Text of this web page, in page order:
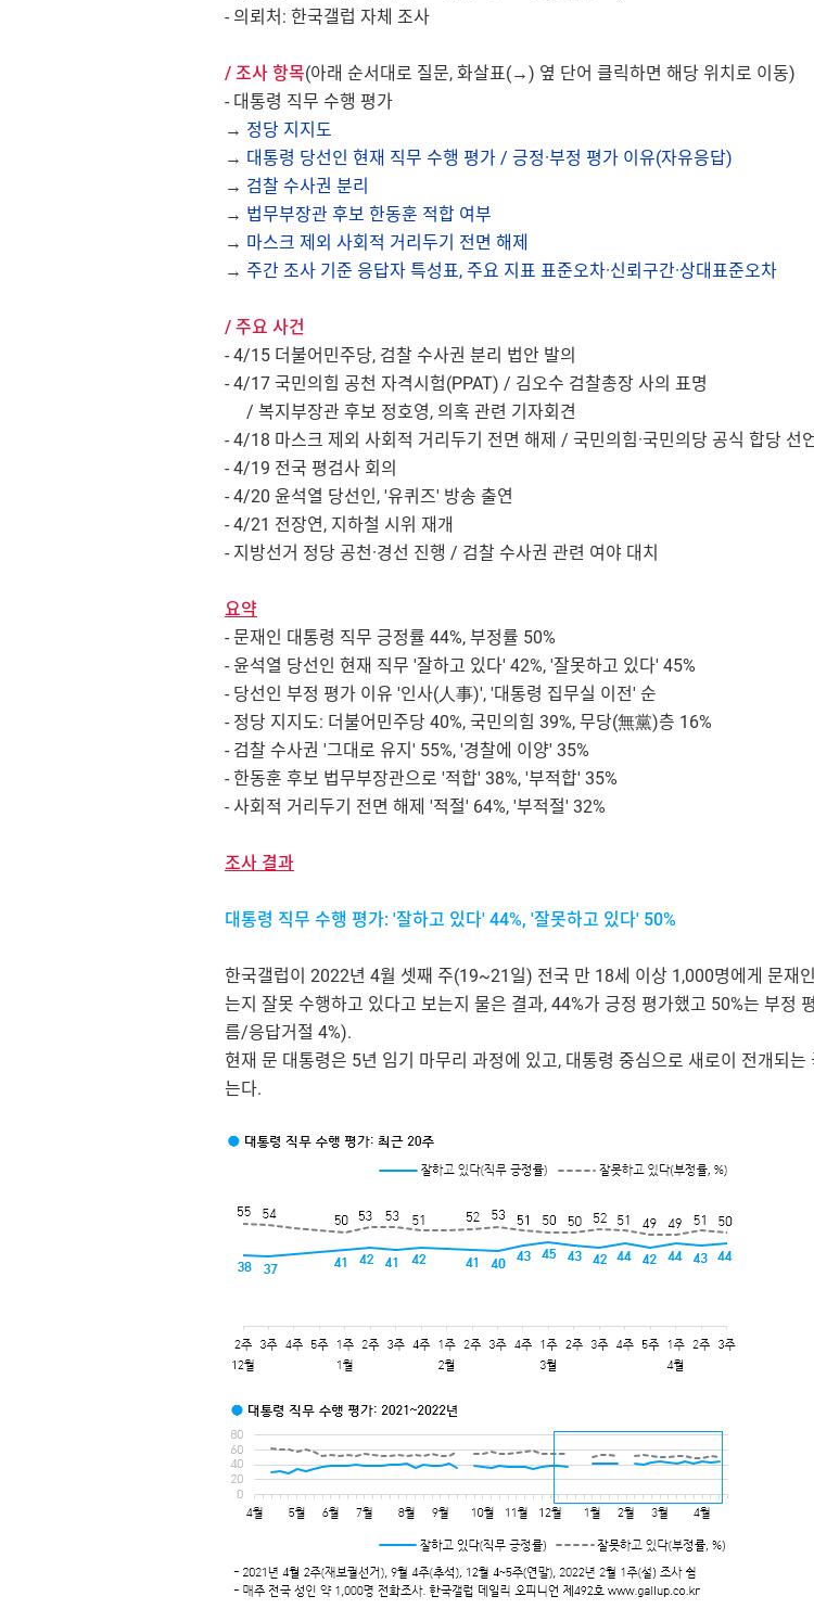
- 의뢰처: 한국갤럽 자체 조사
/ 조사 항목(아래 순서대로 질문, 화살표(→) 옆 단어 클릭하면 해당 위치로 이동)
- 대통령 직무 수행 평가
→ 정당 지지도
→ 대통령 당선인 현재 직무 수행 평가 / 긍정·부정 평가 이유(자유응답)
→ 검찰 수사권 분리
→ 법무부장관 후보 한동훈 적합 여부
→ 마스크 제외 사회적 거리두기 전면 해제
→ 주간 조사 기준 응답자 특성표, 주요 지표 표준오차·신뢰구간·상대표준오차
/ 주요 사건
- 4/15 더불어민주당, 검찰 수사권 분리 법안 발의
- 4/17 국민의힘 공천 자격시험(PPAT) / 김오수 검찰총장 사의 표명
/ 복지부장관 후보 정호영, 의혹 관련 기자회견
- 4/18 마스크 제외 사회적 거리두기 전면 해제 / 국민의힘·국민의당 공식 합당 선
- 4/19 전국 평검사 회의
- 4/20 윤석열 당선인, '유퀴즈' 방송 출연
- 4/21 전장연, 지하철 시위 재개
- 지방선거 정당 공천·경선 진행 / 검찰 수사권 관련 여야 대치
요약
- 문재인 대통령 직무 긍정률 44%, 부정률 50%
- 윤석열 당선인 현재 직무 '잘하고 있다' 42%, '잘못하고 있다' 45%
- 당선인 부정 평가 이유 '인사(人事)', '대통령 집무실 이전' 순
- 정당 지지도: 더불어민주당 40%, 국민의힘 39%, 무당(無黨)층 16%
- 검찰 수사권 '그대로 유지' 55%, '경찰에 이양' 35%
- 한동훈 후보 법무부장관으로 '적합' 38%, '부적합' 35%
- 사회적 거리두기 전면 해제 '적절' 64%, '부적절' 32%
조사 결과
대통령 직무 수행 평가: '잘하고 있다' 44%, '잘못하고 있다' 50%
한국갤럽이 2022년 4월 셋째 주(19~21일) 전국 만 18세 이상 1,000명에게 문재
는지 잘못 수행하고 있다고 보는지 물은 결과, 44%가 긍정 평가했고 50%는 부정
름/응답거절 4%).
현재 문 대통령은 5년 임기 마무리 과정에 있고, 대통령 중심으로 새로이 전개되
는다.